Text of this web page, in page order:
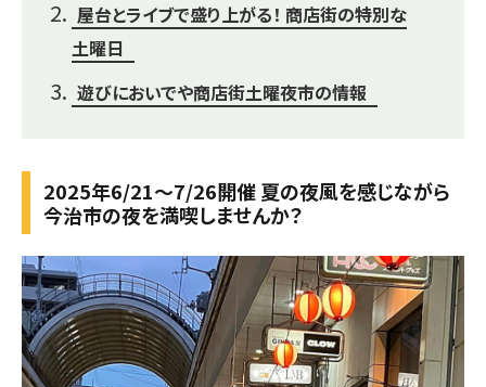
屋台とライブで盛り上がる！ 商店街の特別な
土曜日
遊びにおいでや商店街土曜夜市の情報
2025年6/21～7/26開催 夏の夜風を感じながら
今治市の夜を満喫しませんか？